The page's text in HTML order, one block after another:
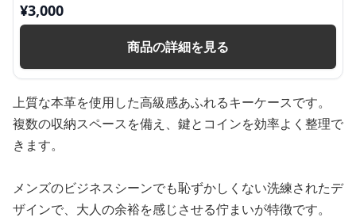
¥3,000
商品の詳細を見る
上質な本革を使用した高級感あふれるキーケースです。
複数の収納スペースを備え、鍵とコインを効率よく整理で
きます。
メンズのビジネスシーンでも恥ずかしくない洗練されたデ
ザインで、大人の余裕を感じさせる佇まいが特徴です。